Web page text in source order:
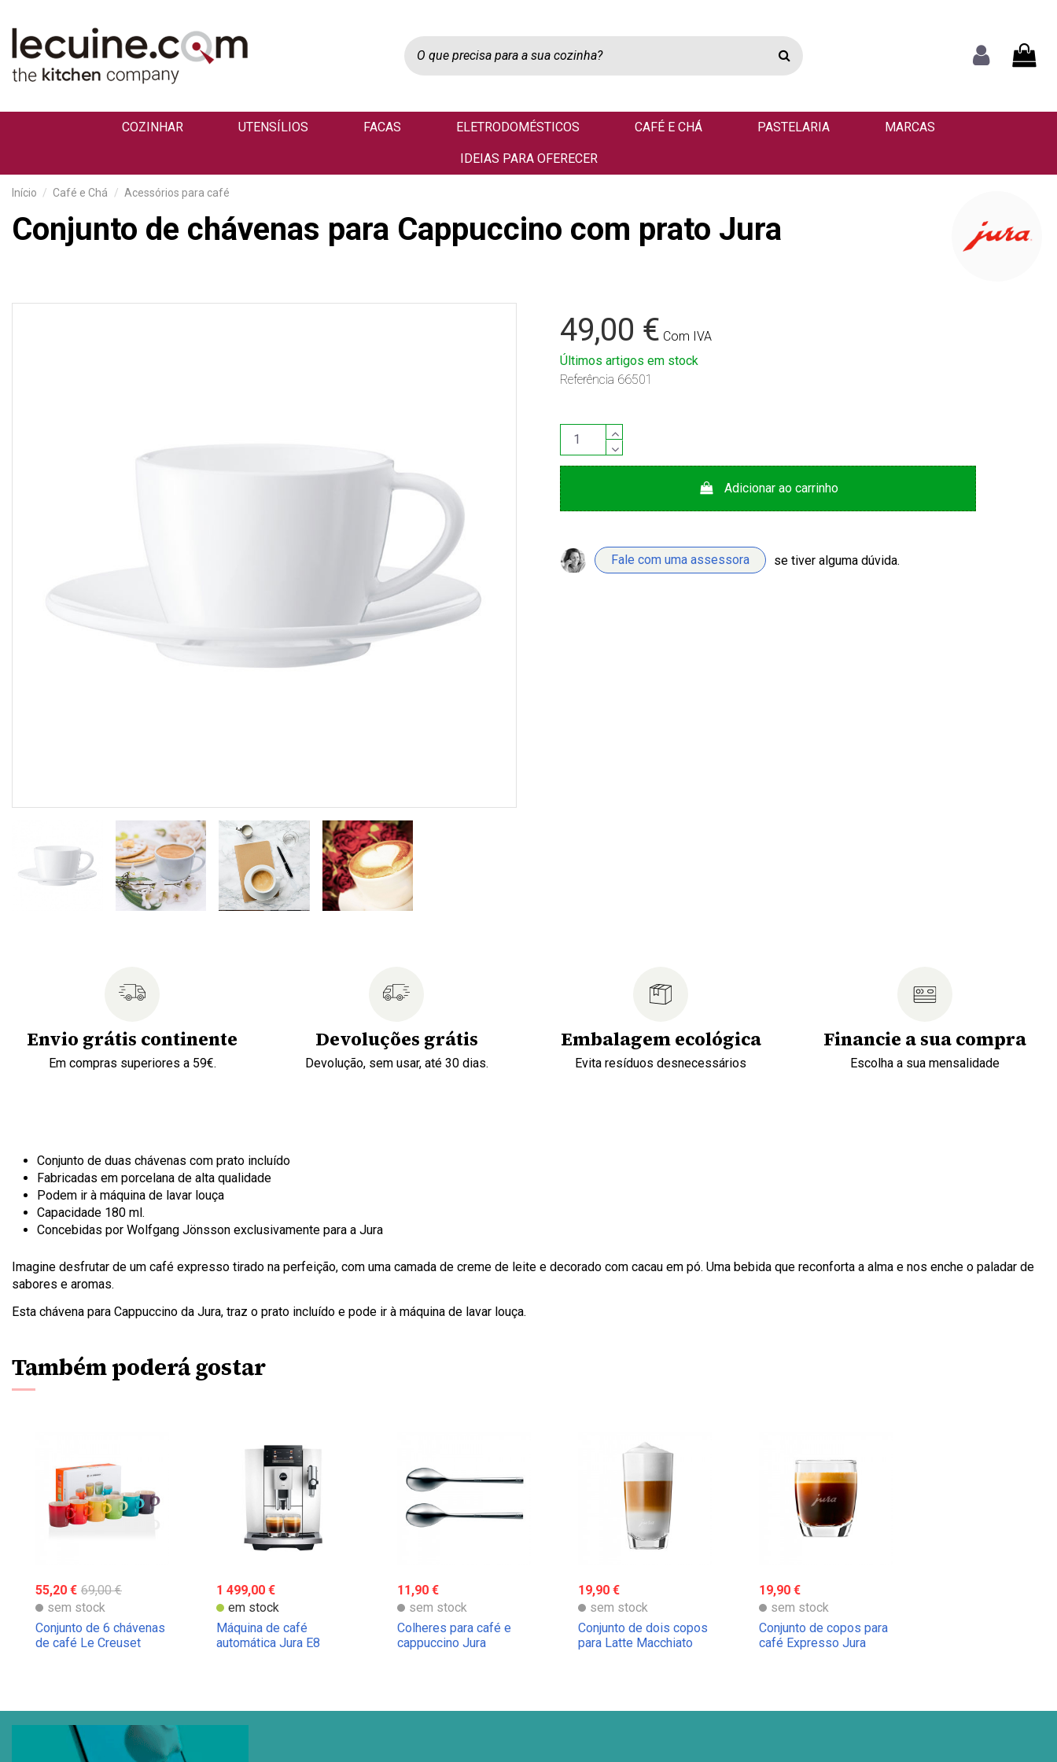
COZINHAR UTENSÍLIOS FACAS ELETRODOMÉSTICOS CAFÉ E CHÁ PASTELARIA MARCAS
IDEIAS PARA OFERECER
Início Café e Chá Acessórios para café
Conjunto de chávenas para Cappuccino com prato Jura
49,00 € Com IVA
Últimos artigos em stock
Referência 66501
Adicionar ao carrinho
Fale com uma assessora se tiver alguma dúvida.
Envio grátis continente
Em compras superiores a 59€.
Devoluções grátis
Devolução, sem usar, até 30 dias.
Embalagem ecológica
Evita resíduos desnecessários
Financie a sua compra
Escolha a sua mensalidade
Conjunto de duas chávenas com prato incluído
Fabricadas em porcelana de alta qualidade
Podem ir à máquina de lavar louça
Capacidade 180 ml.
Concebidas por Wolfgang Jönsson exclusivamente para a Jura
Imagine desfrutar de um café expresso tirado na perfeição, com uma camada de creme de leite e decorado com cacau em pó. Uma bebida que reconforta a alma e nos enche o paladar de
sabores e aromas.
Esta chávena para Cappuccino da Jura, traz o prato incluído e pode ir à máquina de lavar louça.
Também poderá gostar
55,20 € 69,00 €
sem stock
Conjunto de 6 chávenas
de café Le Creuset
1 499,00 €
em stock
Máquina de café
automática Jura E8
11,90 €
sem stock
Colheres para café e
cappuccino Jura
19,90 €
sem stock
Conjunto de dois copos
para Latte Macchiato
19,90 €
sem stock
Conjunto de copos para
café Expresso Jura